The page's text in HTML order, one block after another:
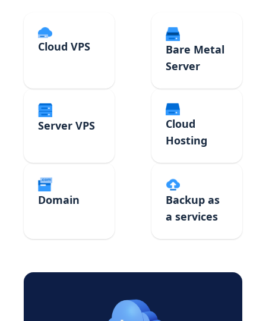
Cloud VPS
Bare Metal
Server
Server VPS
Cloud
Hosting
Domain
Backup as
a services